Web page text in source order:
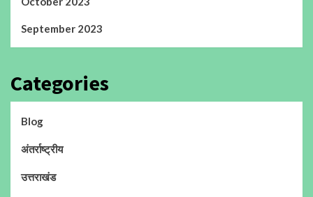
September 2023
Categories
Blog
अंतर्राष्ट्रीय
उत्तराखंड